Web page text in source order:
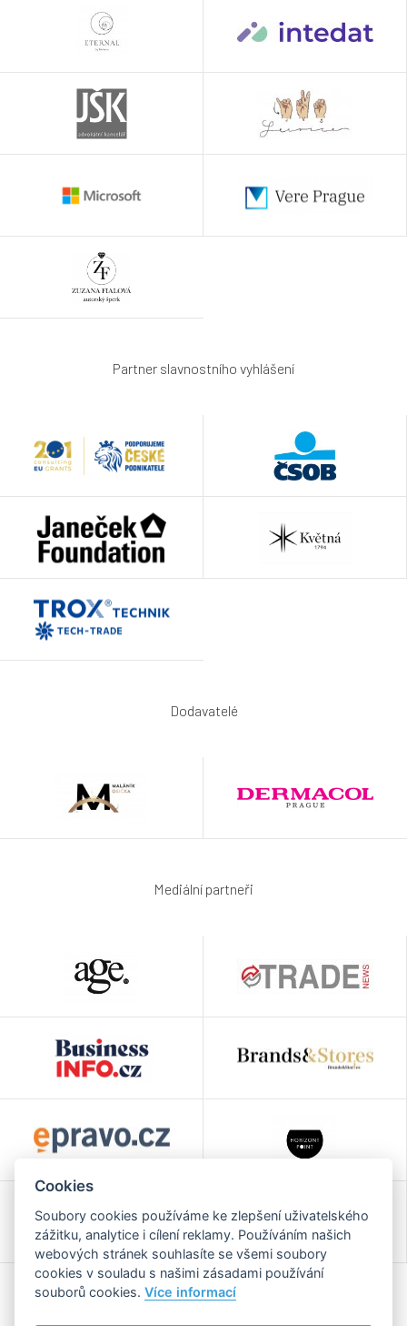
Partner slavnostního vyhlášení
Dodavatelé
Mediální partneři
Cookies
Soubory cookies používáme ke zlepšení uživatelského
zážitku, analytice i cílení reklamy. Používáním našich
webových stránek souhlasíte se všemi soubory
cookies v souladu s našimi zásadami používání
souborů cookies.Více informací